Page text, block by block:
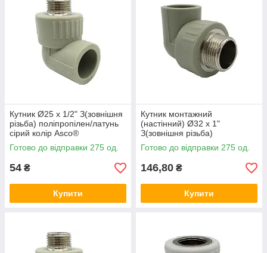
Кутник Ø25 x 1/2" З(зовнішня
різьба) поліпропілен/латунь
сірий колір Asco®
Готово до відправки 275 од.
54 ₴
Купити
Кутник монтажний
(настінний) Ø32 x 1"
З(зовнішня різьба)
поліпропілен/латунь сірий
колір Asco®
Готово до відправки 275 од.
146,80 ₴
Купити